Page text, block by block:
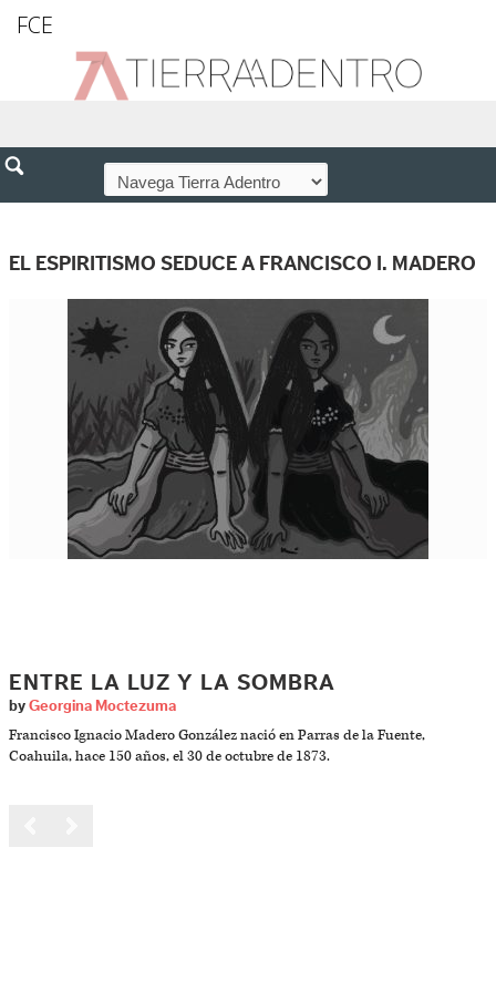
FCE
EL ESPIRITISMO SEDUCE A FRANCISCO I. MADERO
ENTRE LA LUZ Y LA SOMBRA
by Georgina Moctezuma
Francisco Ignacio Madero González nació en Parras de la Fuente,
Coahuila, hace 150 años, el 30 de octubre de 1873.